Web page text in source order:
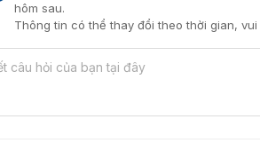
hôm sau.
Thông tin có thể thay đổi theo thời gian,